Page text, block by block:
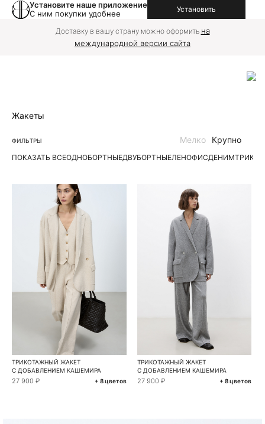
Установите наше приложение
С ним покупки удобнее
Установить
Доставку в вашу страну можно оформить на
международной версии сайта
Жакеты
ФИЛЬТРЫ
ПОКАЗАТЬ ВСЕОДНОБОРТНЫЕДВУБОРТНЫЕЛЕНОФИСДЕНИМ
Мелко Крупно
ТРИКОТАЖНЫЙ ЖАКЕТ
С ДОБАВЛЕНИЕМ КАШЕМИРА
27 900 ₽ + 8 цветов
ТРИКОТАЖНЫЙ ЖАКЕТ
С ДОБАВЛЕНИЕМ КАШЕМИРА
27 900 ₽ + 8 цветов